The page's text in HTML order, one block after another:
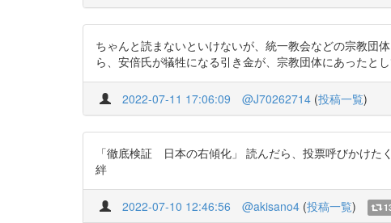
ちゃんと読まないといけないが、統一教会などの宗教団
ら、安倍氏が犠牲になる引き金が、宗教団体にあったと
2022-07-11 17:06:09 @J70262714 (投稿一覧)
「徹底検証 日本の右傾化」 読んだら、投票呼びかけ
絆
2022-07-10 12:46:56 @akisano4 (投稿一覧)